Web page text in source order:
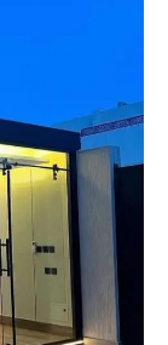
بأقل
تكلفة
|
تنسيق
السعودية